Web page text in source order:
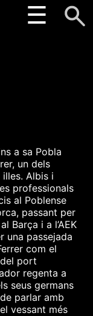
☰
a sa Pobla
un dels
illes. Albis i
professionals
al Poblense
passant per
Barça i a l’AEK
una passejada
com el
port
regenta a
seus germans
parlar amb
vessant més